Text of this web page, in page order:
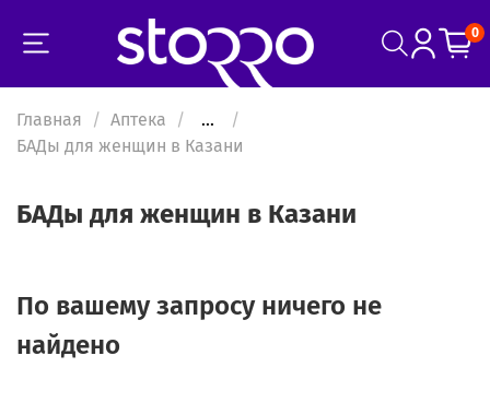
0
Главная Аптека
...
БАДы для женщин в Казани
БАДы для женщин в Казани
По вашему запросу ничего не
найдено